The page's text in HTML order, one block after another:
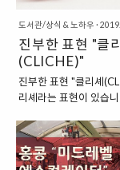
모습을 이런 형태로 그려
니다. “미래도시의 모습
그려내고 있는 알리타 배
로 비교적 최근에 영화로
“애니메이션 원작”의 영
배틀엔젤에서는 미래도
아와 디스토피아가 공
으로 그려놓고 있습니
세워진 도시 자렘과 그
중에 세워진 도시 “자렘
도서관/상식 & 노하우 ·
진부한 표현 "클
(CLICHE)"
진부한 표현 "클리셰
리셰라는 표현이 있습
데요. 꼭 문학이 아니라
에서도 들어볼 수 있는
하답니다. 클리셰는 그